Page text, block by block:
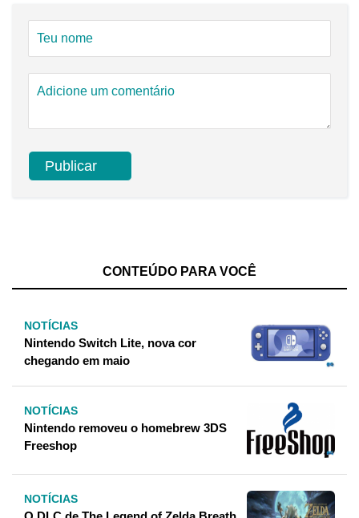
CONTEÚDO PARA VOCÊ
NOTÍCIAS
Nintendo Switch Lite, nova cor
chegando em maio
NOTÍCIAS
Nintendo removeu o homebrew 3DS
Freeshop
NOTÍCIAS